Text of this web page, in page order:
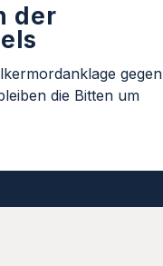
der
gegen
die Bitten um